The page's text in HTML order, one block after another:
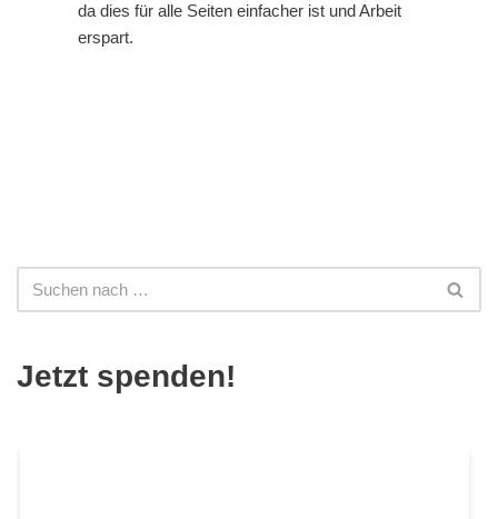
da dies für alle Seiten einfacher ist und Arbeit
erspart.
Jetzt spenden!